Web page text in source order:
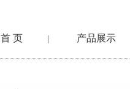
首 页 | 产品展示